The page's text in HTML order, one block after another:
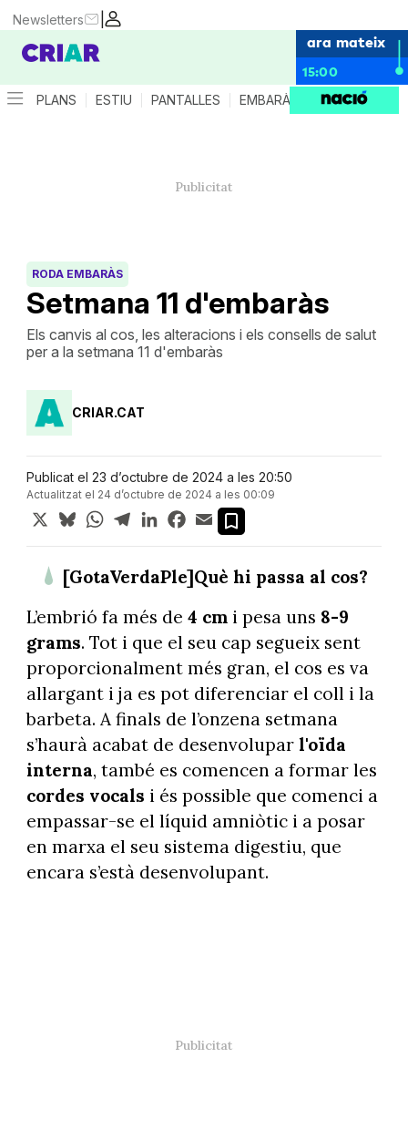
|
Newsletters
ara mateix
15:00
PLANS ESTIU PANTALLES EMBARÀS CRIANÇA
Setmana 11 d'embaràs
RODA EMBARÀS
Els canvis al cos, les alteracions i els consells de salut
per a la setmana 11 d'embaràs
CRIAR.CAT
Publicat el 23 d’octubre de 2024 a les 20:50
Actualitzat el 24 d’octubre de 2024 a les 00:09
X BlueskyWhatsApp
TelegramLinkedInFacebook
Email
[GotaVerdaPle]Què hi passa al cos?
L’embrió fa més de 4 cmi pesa uns 8-9
grams. Tot i que el seu cap segueix sent
proporcionalment més gran, el cos es va
allargant i ja es pot diferenciar el coll i la
barbeta. A finals de l’onzena setmana
s’haurà acabat de desenvolupar l'oïda
interna, també es comencen a formar les
cordes vocals i és possible que comenci a
empassar-se el líquid amniòtic i a posar
en marxa el seu sistema digestiu, que
encara s’està desenvolupant.